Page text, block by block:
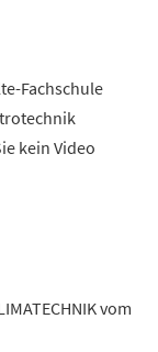
Fachschule
kein Video
vom